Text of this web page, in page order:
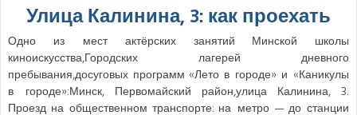
Улица Калинина, 3: как проехать
Одно из мест актёрских занятий Минской школы
киноискусства,Городских лагерей дневного
пребывания,досуговых программ «Лето в городе» и «Каникулы
в городе»:Минск, Первомайский район,улица Калинина, 3.
Проезд на общественном транспорте: на метро — до станции